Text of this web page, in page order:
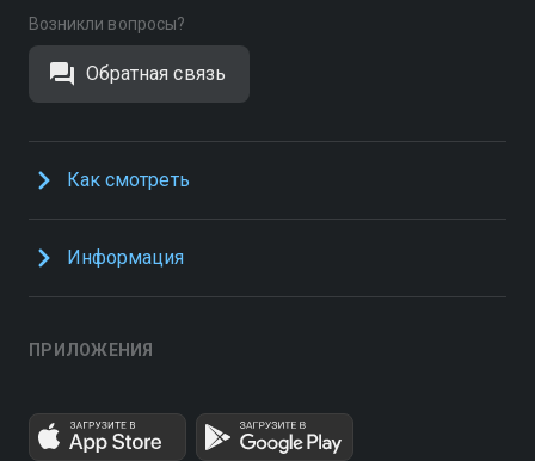
Возникли вопросы?
Обратная связь
Как смотреть
Информация
ПРИЛОЖЕНИЯ